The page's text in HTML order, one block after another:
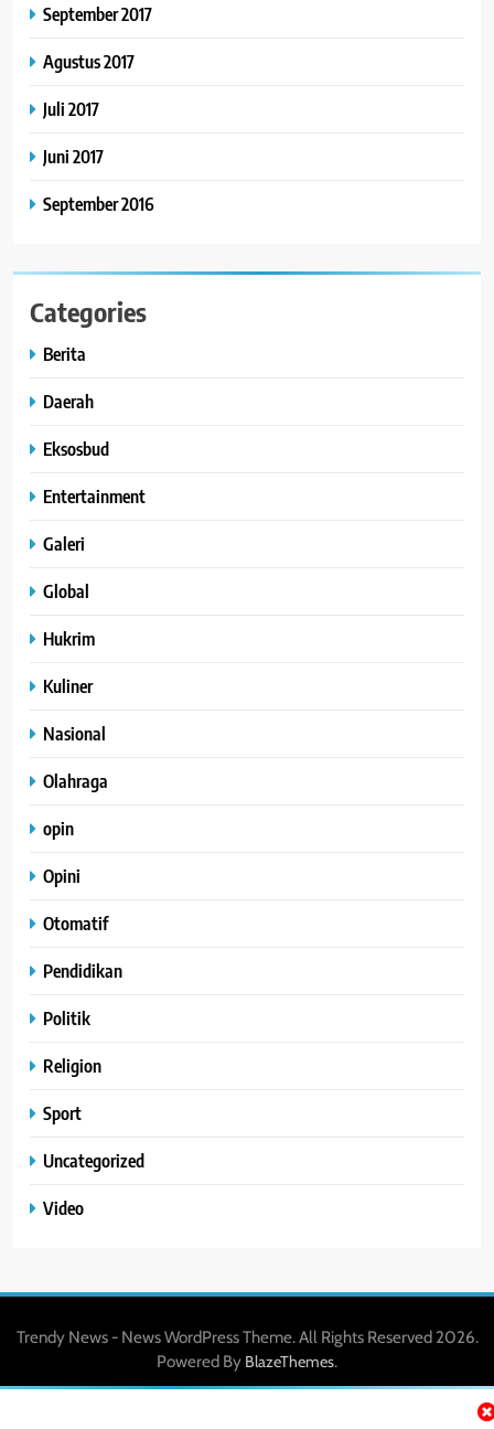
September 2017
Agustus 2017
Juli 2017
Juni 2017
September 2016
Categories
Berita
Daerah
Eksosbud
Entertainment
Galeri
Global
Hukrim
Kuliner
Nasional
Olahraga
opin
Opini
Otomatif
Pendidikan
Politik
Religion
Sport
Uncategorized
Video
Trendy News - News WordPress Theme. All Rights Reserved 2026.
Powered By BlazeThemes.